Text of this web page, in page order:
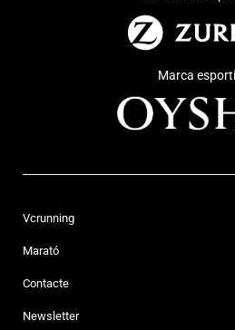
Marca
Vcrunning
Marató
Contacte
Newsletter